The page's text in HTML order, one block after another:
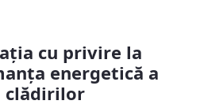
cu privire la
energetică a
clădirilor